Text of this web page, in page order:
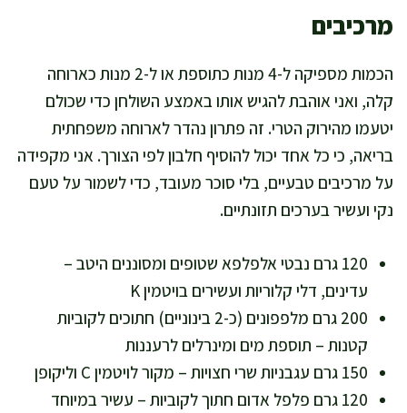
מרכיבים
הכמות מספיקה ל-4 מנות כתוספת או ל-2 מנות כארוחה
קלה, ואני אוהבת להגיש אותו באמצע השולחן כדי שכולם
יטעמו מהירוק הטרי. זה פתרון נהדר לארוחה משפחתית
בריאה, כי כל אחד יכול להוסיף חלבון לפי הצורך. אני מקפידה
על מרכיבים טבעיים, בלי סוכר מעובד, כדי לשמור על טעם
נקי ועשיר בערכים תזונתיים.
120 גרם נבטי אלפלפא שטופים ומסוננים היטב –
עדינים, דלי קלוריות ועשירים בויטמין K
200 גרם מלפפונים (כ-2 בינוניים) חתוכים לקוביות
קטנות – תוספת מים ומינרלים לרעננות
150 גרם עגבניות שרי חצויות – מקור לויטמין C וליקופן
120 גרם פלפל אדום חתוך לקוביות – עשיר במיוחד